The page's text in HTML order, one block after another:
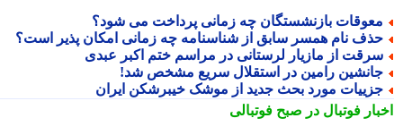
بازنشستگان چه زمانی پرداخت می شود؟
نام همسر سابق از شناسنامه چه زمانی امکان پذیر است؟
از مازیار لرستانی در مراسم ختم اکبر عبدی
رامین در استقلال سریع مشخص شد!
مورد بحث جدید از موشک خیبرشکن ایران
فوتبال در صبح فوتبالی